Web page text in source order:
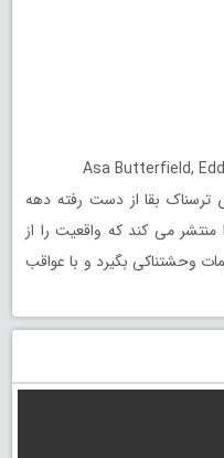
بقا از دست رفته دهه
منتشر می کند که واقعیت را از
وحشتناکی بگیرد و با عواقب